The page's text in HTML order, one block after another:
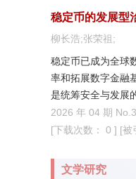
稳定币的发展型
柳长浩;张荣祖;
稳定币已成为全球
率和拓展数字金融
是统筹安全与发展
不够丰富、数字经
框架，探索具体应
2026 年 04 期
[下载次数： 0 ] [被
文学研究